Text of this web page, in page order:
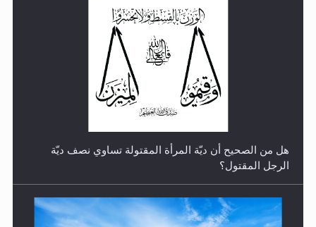
رأيٌ في لغة المسيح الموعود عليه السلام.. 4...
هل من الصحيح أن ديّة المرأة المقتولة تساوي نصف ديّة
الرجل المقتول؟